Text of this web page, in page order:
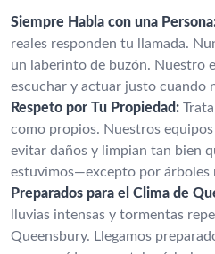
Siempre Habla con una
reales responden tu llamada.
un laberinto de buzón. Nuestro
escuchar y actuar justo cuando
Respeto por Tu Propiedad:
como propios. Nuestros
evitar daños y limpian tan bien
estuvimos—excepto por árboles
Preparados para el Clima de
lluvias intensas y tormentas
Queensbury. Llegamos